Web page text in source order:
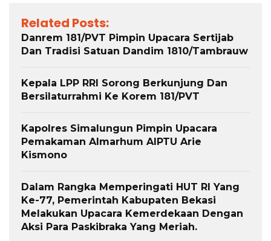
Related Posts:
Danrem 181/PVT Pimpin Upacara Sertijab
Dan Tradisi Satuan Dandim 1810/Tambrauw
Kepala LPP RRI Sorong Berkunjung Dan
Bersilaturrahmi Ke Korem 181/PVT
Kapolres Simalungun Pimpin Upacara
Pemakaman Almarhum AIPTU Arie
Kismono
Dalam Rangka Memperingati HUT RI Yang
Ke-77, Pemerintah Kabupaten Bekasi
Melakukan Upacara Kemerdekaan Dengan
Aksi Para Paskibraka Yang Meriah.